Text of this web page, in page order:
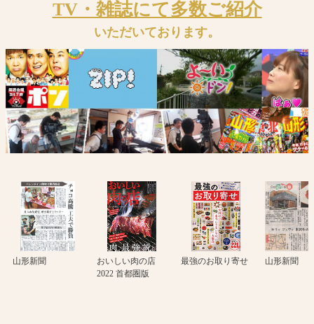
TV・雑誌にて多数ご紹介
いただいております。
山形新聞
おいしい肉の店
2022 首都圏版
最強のお取り寄せ 山形新聞